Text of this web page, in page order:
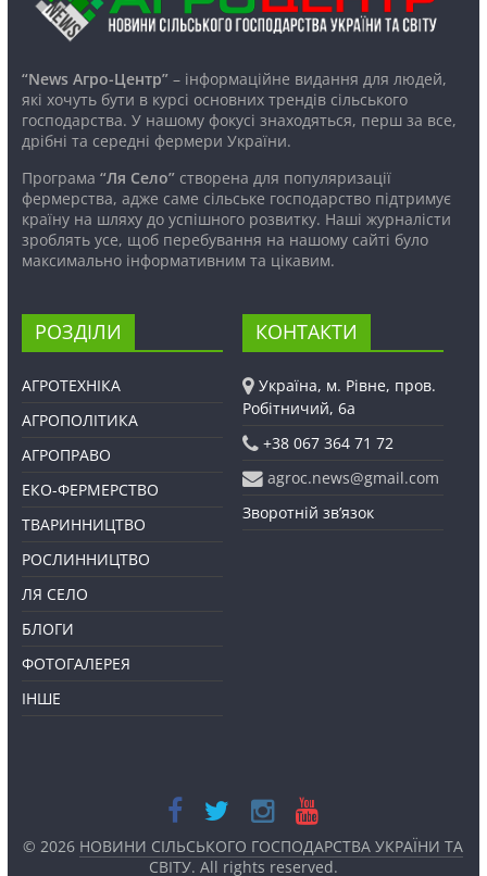
“News Агро-Центр”– інформаційне видання для людей,
які хочуть бути в курсі основних трендів сільського
господарства. У нашому фокусі знаходяться, перш за все,
дрібні та середні фермери України.
Програма “Ля Село”створена для популяризації
фермерства, адже саме сільське господарство підтримує
країну на шляху до успішного розвитку. Наші журналісти
зроблять усе, щоб перебування на нашому сайті було
максимально інформативним та цікавим.
РОЗДІЛИ
АГРОТЕХНІКА
АГРОПОЛІТИКА
АГРОПРАВО
ЕКО-ФЕРМЕРСТВО
ТВАРИННИЦТВО
РОСЛИННИЦТВО
ЛЯ СЕЛО
БЛОГИ
ФОТОГАЛЕРЕЯ
ІНШЕ
КОНТАКТИ
Україна, м. Рівне, пров.
Робітничий, 6а
+38 067 364 71 72
agroc.news@gmail.com
Зворотній зв’язок
© 2026 НОВИНИ СІЛЬСЬКОГО ГОСПОДАРСТВА УКРАЇНИ ТА
СВІТУ. All rights reserved.